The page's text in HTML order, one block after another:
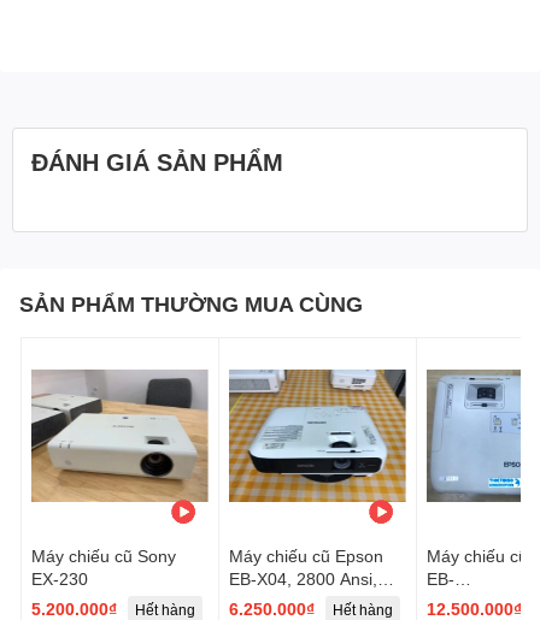
ĐÁNH GIÁ SẢN PHẨM
SẢN PHẨM THƯỜNG MUA CÙNG
Máy chiếu cũ Sony
EX-230
5.200.000₫
Hết hàng
Máy chiếu cũ Epson
EB-X04, 2800 Ansi,
XGA
6.250.000₫ Hết hàng
Máy chiếu cũ
EB-
12.500.000₫